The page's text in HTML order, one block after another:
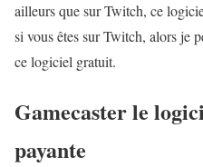
ailleurs que sur Twitch, ce
si vous êtes sur Twitch, alors je
ce logiciel gratuit.
Gamecaster le
payante